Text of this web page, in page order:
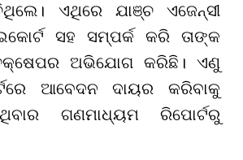
ଏଥିରେ ଯାଞ୍ଚ ଏଜେନ୍ସୀ
ସହ ସମ୍ପର୍କ କରି ତାଙ୍କ
ଅଭିଯୋଗ କରିଛି। ଏଣୁ
ଆବେଦନ ଦାୟର କରିବାକୁ
ଗଣମାଧ୍ୟମ ରିପୋର୍ଟରୁ